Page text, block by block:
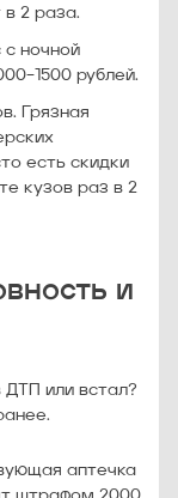
в 2 раза.
с ночной
рублей.
Грязная
есть скидки
кузов раз в 2
и
ДТП или встал?
аптечка